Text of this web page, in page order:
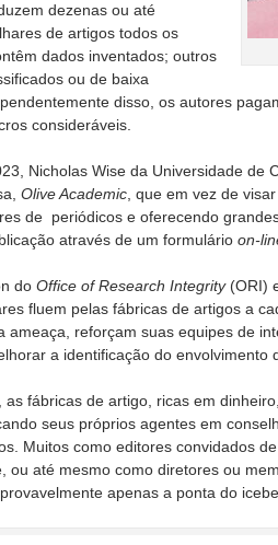
dezenas ou até
de artigos todos os
dados inventados; outros
ou de baixa
disso, os autores
consideráveis.
Nicholas Wise da Universidade de
Olive Academic , que em vez de
de periódicos e oferecendo
através de um formulário on-
do Office of Research Integrity (ORI)
fluem pelas fábricas de artigos a
ameaça, reforçam suas equipes de
a identificação do envolvimento
as fábricas de artigo, ricas em
seus próprios agentes em
Muitos como editores convidados
ou até mesmo como diretores ou
apenas a ponta do